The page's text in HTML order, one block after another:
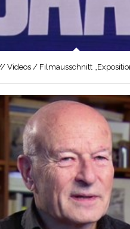
Videos / Filmausschnitt